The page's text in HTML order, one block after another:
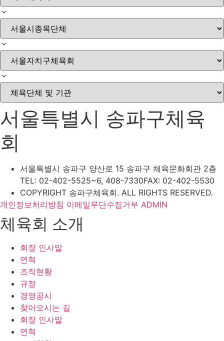
서울특별시 송파구체육
회
서울특별시 송파구 양산로 15 송파구 체육문화회관 2층
TEL: 02-402-5525~6, 408-7330FAX: 02-402-5530
COPYRIGHT 송파구체육회. ALL RIGHTS RESERVED.
개인정보처리방침 이메일무단수집거부 ADMIN
체육회 소개
회장 인사말
연혁
조직현황
규정
경영공시
찾아오시는 길
회장 인사말
연혁